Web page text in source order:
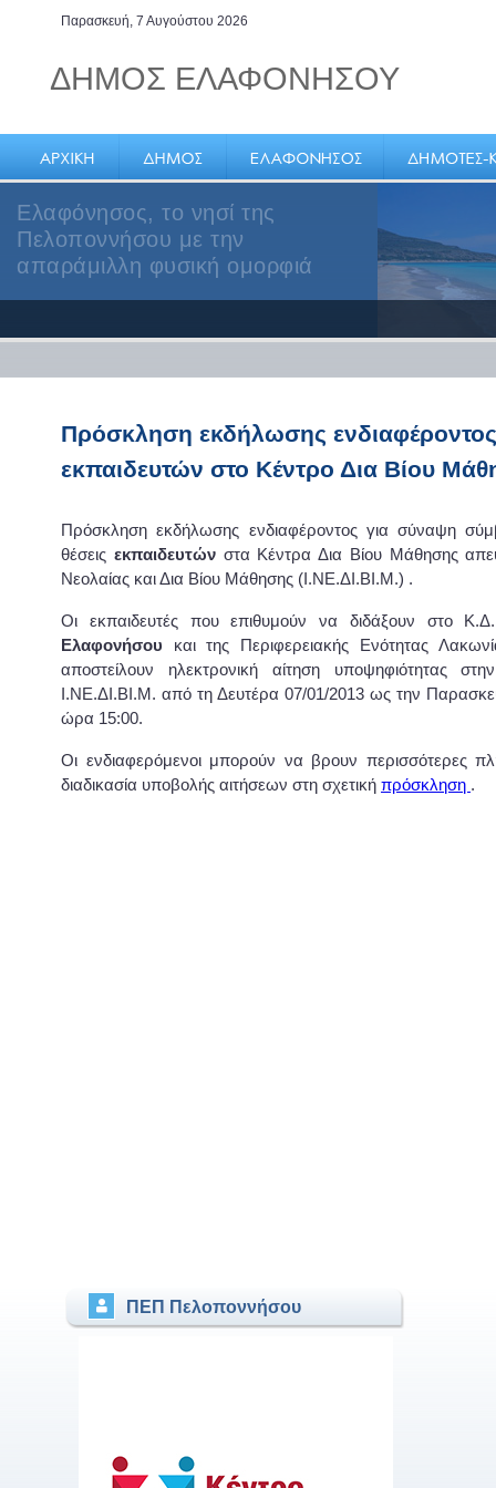
Παρασκευή, 7 Αυγούστου 2026
ΔΗΜΟΣ ΕΛΑΦΟΝΗΣΟΥ
Ελαφόνησος, το νησί της
Πελοποννήσου με την
απαράμιλλη φυσική ομορφιά
Πρόσκληση εκδήλωσης ενδιαφέροντος
εκπαιδευτών στο Κέντρο Δια Βίου
Πρόσκληση εκδήλωσης ενδιαφέροντος για σύναψη
θέσεις εκπαιδευτώνστα Κέντρα Δια Βίου Μάθησης
Νεολαίας και Δια Βίου Μάθησης (Ι.ΝΕ.ΔΙ.ΒΙ.Μ.) .
Οι εκπαιδευτές που επιθυμούν να διδάξουν στο
Ελαφονήσου και της Περιφερειακής Ενότητας
αποστείλουν ηλεκτρονική αίτηση υποψηφιότητας
Ι.ΝΕ.ΔΙ.ΒΙ.Μ. από τη Δευτέρα 07/01/2013 ως την
ώρα 15:00.
Οι ενδιαφερόμενοι μπορούν να βρουν περισσότερες
διαδικασία υποβολής αιτήσεων στη σχετική πρόσκληση .
ΠΕΠ Πελοποννήσου